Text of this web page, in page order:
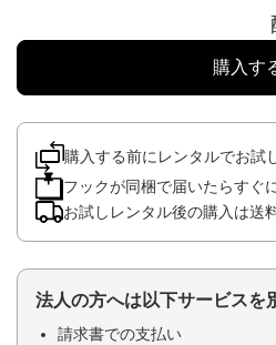
購入す
購入する前にレンタルでお試
フックが同梱で届いたらすぐ
お試しレンタル後の購入は送
法人の方へは以下サービスを
請求書での支払い